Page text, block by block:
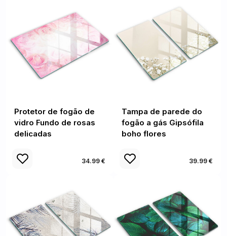
Protetor de fogão de
vidro Fundo de rosas
delicadas
34.99 €
Tampa de parede do
fogão a gás Gipsófila
boho flores
39.99 €